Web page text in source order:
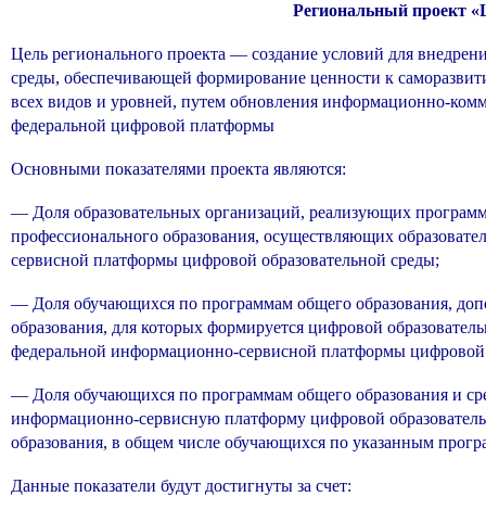
Региональный проект
Цель регионального проекта — создание условий для
среды, обеспечивающей формирование ценности к
всех видов и уровней, путем обновления информационно-
федеральной цифровой платформы
Основными показателями проекта являются:
— Доля образовательных организаций, реализующих
профессионального образования, осуществляющих
сервисной платформы цифровой образовательной среды;
— Доля обучающихся по программам общего образования,
образования, для которых формируется цифровой
федеральной информационно-сервисной платформы цифровой
— Доля обучающихся по программам общего образования и
информационно-сервисную платформу цифровой
образования, в общем числе обучающихся по указанным
Данные показатели будут достигнуты за счет: